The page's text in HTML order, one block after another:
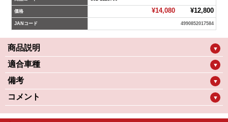
価格 ¥14,080¥12,800
JANコード 4990852017584
商品説明 ▼
適合車種 ▼
備考 ▼
コメント ▼